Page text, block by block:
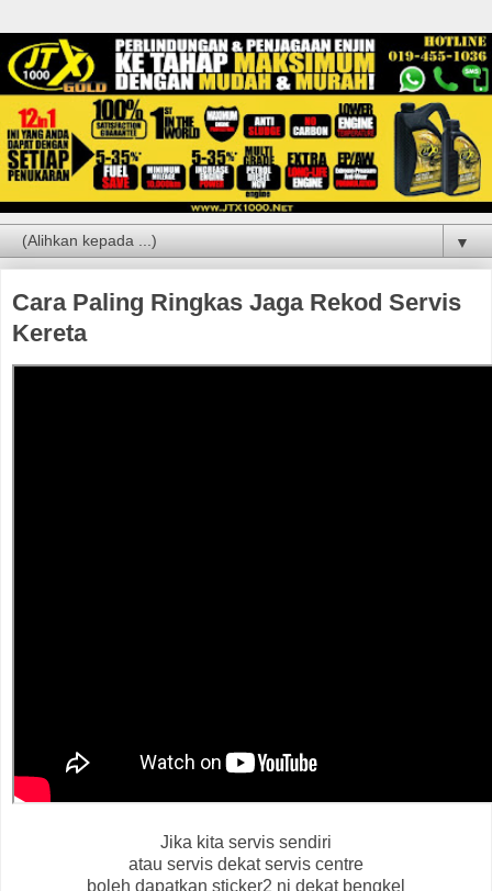
▼
Cara Paling Ringkas Jaga Rekod Servis
Kereta
Jika kita servis sendiri
atau servis dekat servis centre
boleh dapatkan sticker2 ni dekat bengkel